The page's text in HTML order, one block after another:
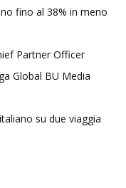
fino al 38% in meno
Partner Officer
Global BU Media
su due viaggia